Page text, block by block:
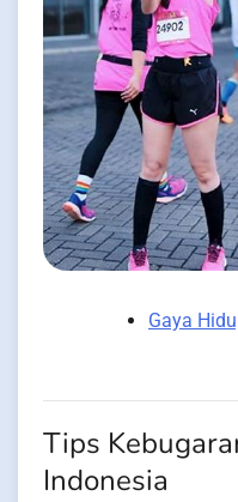
Gaya
Tips
Indonesia